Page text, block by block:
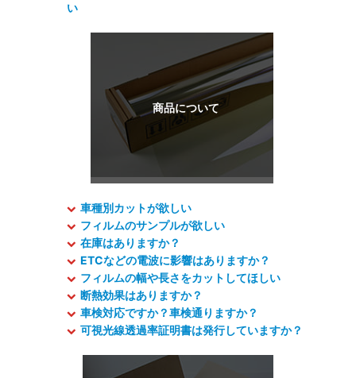
い
車種別カットが欲しい
フィルムのサンプルが欲しい
在庫はありますか？
ETCなどの電波に影響はありますか？
フィルムの幅や長さをカットしてほしい
断熱効果はありますか？
車検対応ですか？車検通りますか？
可視光線透過率証明書は発行していますか？